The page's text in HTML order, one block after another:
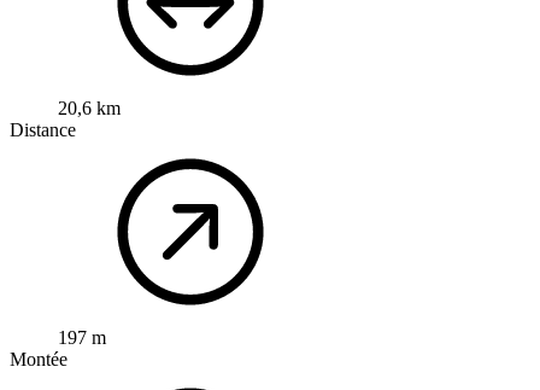
20,6 km
Distance
197 m
Montée